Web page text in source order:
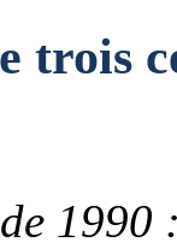
1990